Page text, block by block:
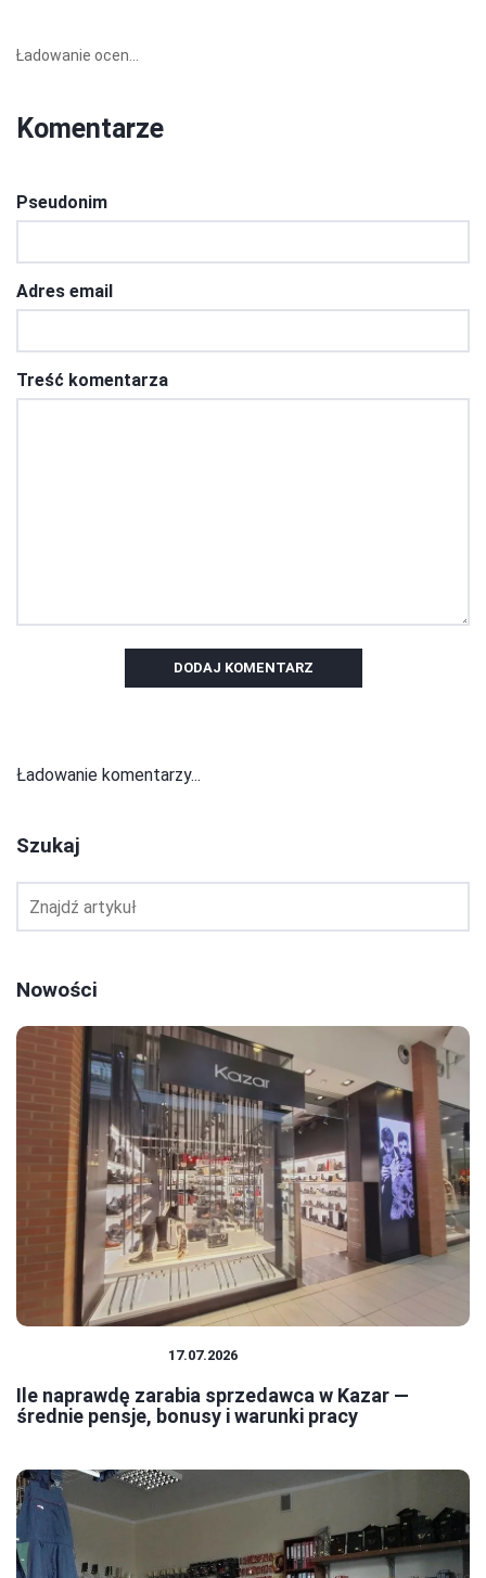
Ładowanie ocen...
Komentarze
Pseudonim
Adres email
Treść komentarza
DODAJ KOMENTARZ
Ładowanie komentarzy...
Szukaj
Nowości
17.07.2026
Ile naprawdę zarabia sprzedawca w Kazar —
średnie pensje, bonusy i warunki pracy